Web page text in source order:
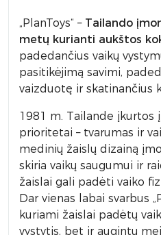
„PlanToys“ – Tailando
metų kurianti aukštos
padedančius vaikų
pasitikėjimą savimi,
vaizduotę ir skatinančius
1981 m. Tailande įkurtos
prioritetai – tvarumas ir
medinių žaislų dizainą
skiria vaikų saugumui ir
žaislai gali padėti vaiko
Dar vienas labai svarbus
kuriami žaislai padėtų
vystytis, bet ir augintų